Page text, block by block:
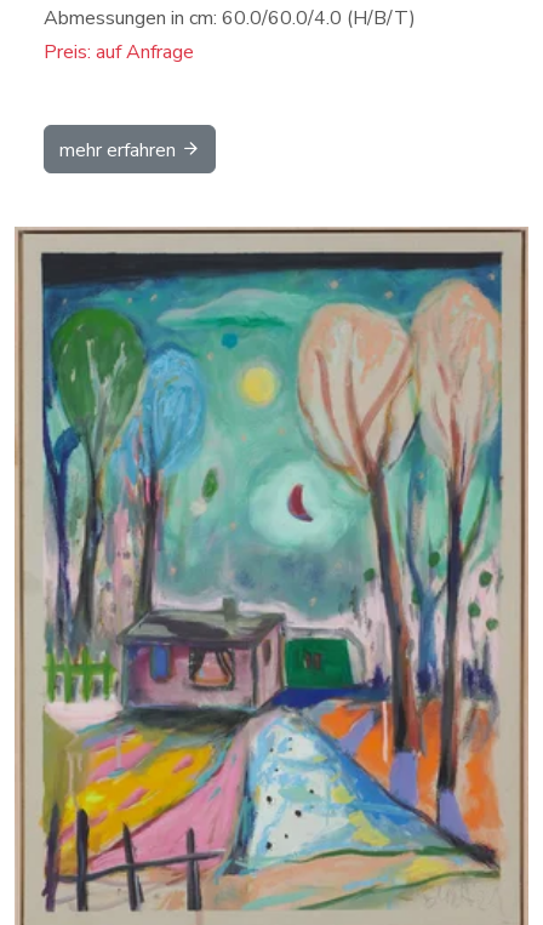
Abmessungen in cm: 60.0/60.0/4.0 (H/B/T)
Preis: auf Anfrage
mehr erfahren
Details